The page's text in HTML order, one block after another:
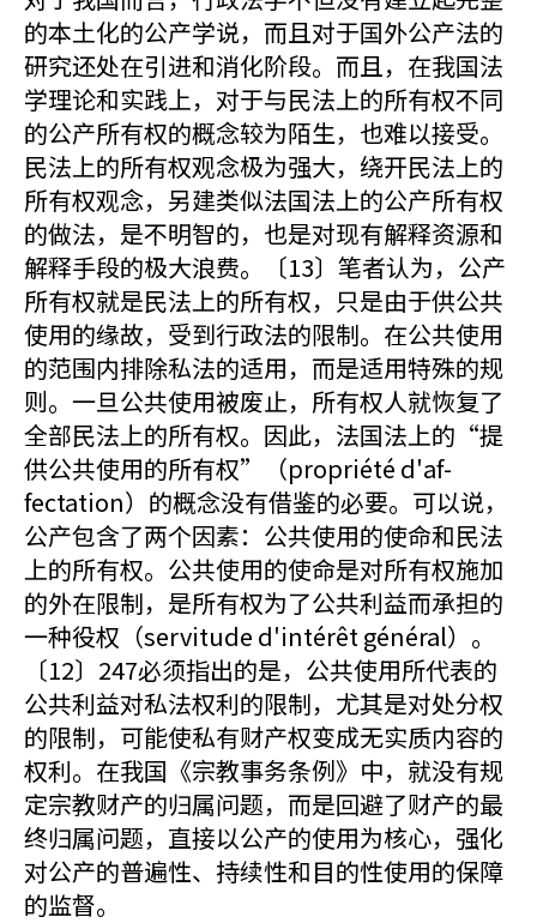
的本土化的公产学说，而且对于国外公产法的
研究还处在引进和消化阶段。而且，在我国法
学理论和实践上，对于与民法上的所有权不同
的公产所有权的概念较为陌生，也难以接受。
民法上的所有权观念极为强大，绕开民法上的
所有权观念，另建类似法国法上的公产所有权
的做法，是不明智的，也是对现有解释资源和
解释手段的极大浪费。〔13〕笔者认为，公产
所有权就是民法上的所有权，只是由于供公共
使用的缘故，受到行政法的限制。在公共使用
的范围内排除私法的适用，而是适用特殊的规
则。一旦公共使用被废止，所有权人就恢复了
全部民法上的所有权。因此，法国法上的“提
供公共使用的所有权”（propriété d'af-
fectation）的概念没有借鉴的必要。可以说，
公产包含了两个因素：公共使用的使命和民法
上的所有权。公共使用的使命是对所有权施加
的外在限制，是所有权为了公共利益而承担的
一种役权（servitude d'intérêt général）。
〔12〕247必须指出的是，公共使用所代表的
公共利益对私法权利的限制，尤其是对处分权
的限制，可能使私有财产权变成无实质内容的
权利。在我国《宗教事务条例》中，就没有规
定宗教财产的归属问题，而是回避了财产的最
终归属问题，直接以公产的使用为核心，强化
对公产的普遍性、持续性和目的性使用的保障
的监督。